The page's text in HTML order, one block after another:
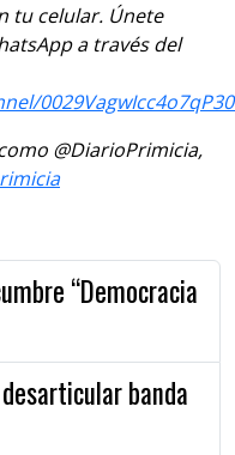
tu celular. Únete
a través del
@DiarioPrimicia,
“Democracia
banda